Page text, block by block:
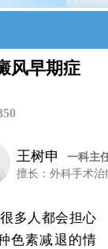
风早期症
癜风等
多人都会担心
色素减退的情